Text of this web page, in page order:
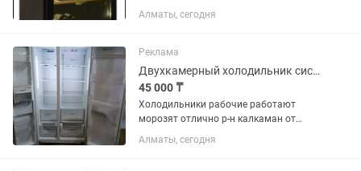
Алматы, сегодня
Реклама
Двухкамерный холодильник системы ноуфрост работает отлично
45 000 ₸
Холодильники рабочие работают
морозят отлично р-н калкаман от
45тыс и выше
Алматы, сегодня